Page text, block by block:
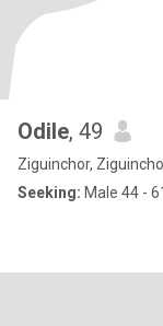
Odile, 49
Ziguinchor,
Seeking: Male 44 -